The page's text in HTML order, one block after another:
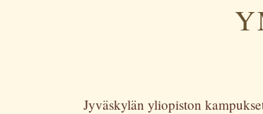
Jyväskylän yliopiston